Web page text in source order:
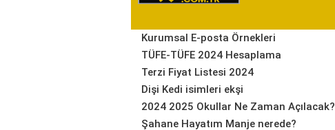
Kurumsal E-posta Örnekleri
TÜFE-TÜFE 2024 Hesaplama
Terzi Fiyat Listesi 2024
Dişi Kedi isimleri ekşi
2024 2025 Okullar Ne Zaman Açılacak?
Şahane Hayatım Manje nerede?